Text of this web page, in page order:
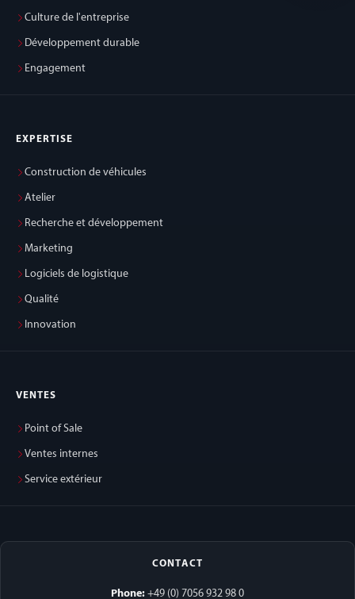
Culture de l'entreprise
Développement durable
Engagement
EXPERTISE
Construction de véhicules
Atelier
Recherche et développement
Marketing
Logiciels de logistique
Qualité
Innovation
VENTES
Point of Sale
Ventes internes
Service extérieur
CONTACT
Phone: +49 (0) 7056 932 98 0